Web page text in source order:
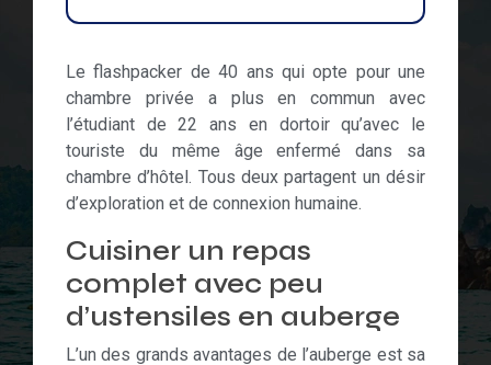
Le flashpacker de 40 ans qui opte pour une
chambre privée a plus en commun avec
l’étudiant de 22 ans en dortoir qu’avec le
touriste du même âge enfermé dans sa
chambre d’hôtel. Tous deux partagent un désir
d’exploration et de connexion humaine.
Cuisiner un repas
complet avec peu
d’ustensiles en auberge
L’un des grands avantages de l’auberge est sa